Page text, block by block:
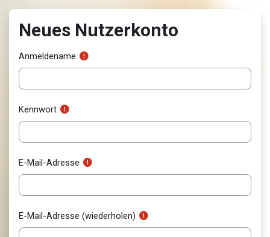
Neues Nutzerkonto
Anmeldename
Kennwort
E-Mail-Adresse
E-Mail-Adresse (wiederholen)